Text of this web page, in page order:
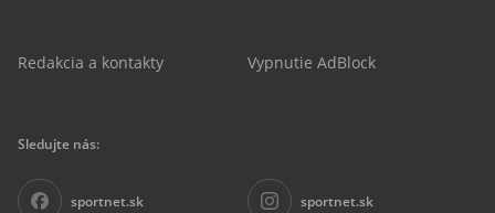
Redakcia a kontakty Vypnutie AdBlock
Sledujte nás:
sportnet.sk sportnet.sk